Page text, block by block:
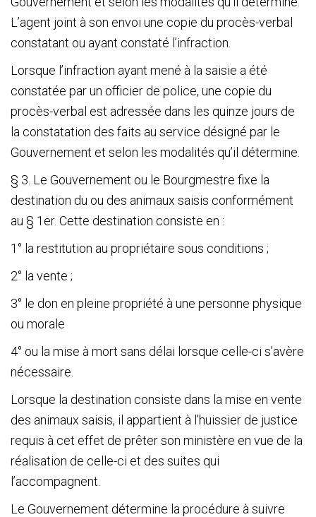
L’agent joint à son envoi une copie du procès-verbal
constatant ou ayant constaté l’infraction.
Lorsque l’infraction ayant mené à la saisie a été
constatée par un officier de police, une copie du
procès-verbal est adressée dans les quinze jours de
la constatation des faits au service désigné par le
Gouvernement et selon les modalités qu’il détermine.
§ 3. Le Gouvernement ou le Bourgmestre fixe la
destination du ou des animaux saisis conformément
au § 1 er. Cette destination consiste en :
1° la restitution au propriétaire sous conditions ;
2° la vente ;
3° le don en pleine propriété à une personne physique
ou morale
4° ou la mise à mort sans délai lorsque celle-ci s’avère
nécessaire.
Lorsque la destination consiste dans la mise en vente
des animaux saisis, il appartient à l’huissier de justice
requis à cet effet de prêter son ministère en vue de la
réalisation de celle-ci et des suites qui
l’accompagnent.
Le Gouvernement détermine la procédure à suivre